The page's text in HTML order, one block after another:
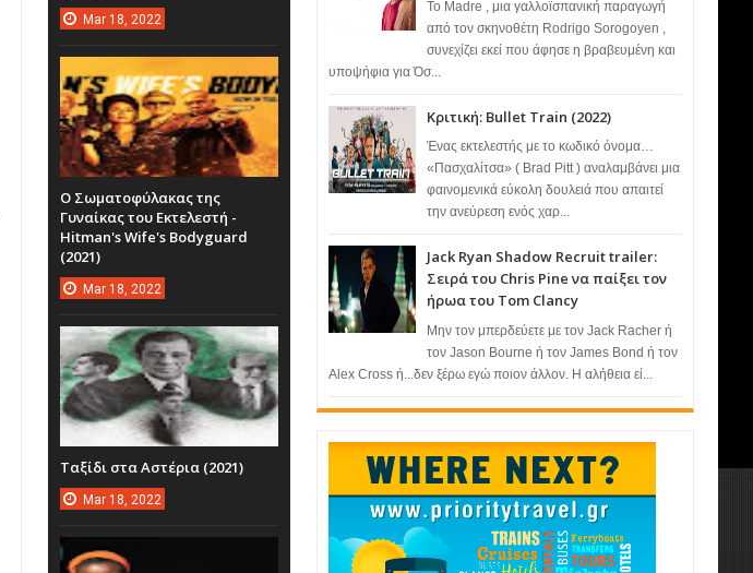
Το Madre , μια γαλλοϊσπανική παραγωγή
από τον σκηνοθέτη Rodrigo Sorogoyen ,
συνεχίζει εκεί που άφησε η βραβευμένη και
υποψήφια για Όσ...
Κριτική: Bullet Train (2022)
Ένας εκτελεστής με το κωδικό όνομα…
«Πασχαλίτσα» ( Brad Pitt ) αναλαμβάνει μια
φαινομενικά εύκολη δουλειά που απαιτεί
την ανεύρεση ενός χαρ...
Jack Ryan Shadow Recruit trailer:
Σειρά του Chris Pine να παίξει τον
ήρωα του Tom Clancy
Μην τον μπερδεύετε με τον Jack Racher ή
τον Jason Bourne ή τον James Bond ή τον
Alex Cross ή...δεν ξέρω εγώ ποιον άλλον. Η αλήθεια εί...
Mar 18, 2022
Ο Σωματοφύλακας της
Γυναίκας του Εκτελεστή -
Hitman's Wife's Bodyguard
(2021)
Mar 18, 2022
Ταξίδι στα Αστέρια (2021)
Mar 18, 2022